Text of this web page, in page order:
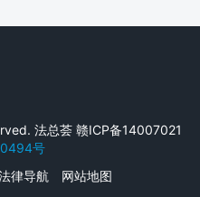
法总荟 赣ICP备14007021
号
律导航 网站地图